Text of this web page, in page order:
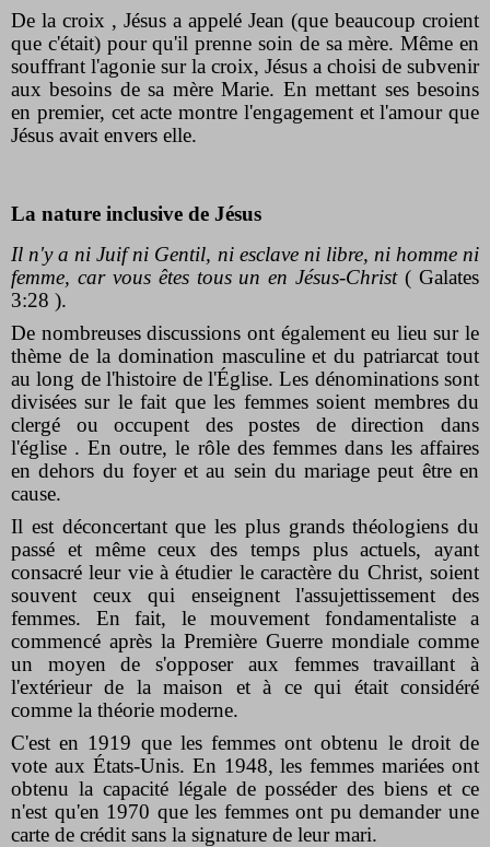
De la croix , Jésus a appelé Jean (que beaucoup croient
que c'était) pour qu'il prenne soin de sa mère. Même en
souffrant l'agonie sur la croix, Jésus a choisi de subvenir
aux besoins de sa mère Marie. En mettant ses besoins
en premier, cet acte montre l'engagement et l'amour que
Jésus avait envers elle.
La nature inclusive de Jésus
Il n'y a ni Juif ni Gentil, ni esclave ni libre, ni homme ni
femme, car vous êtes tous un en Jésus-Christ( Galates
3:28 ).
De nombreuses discussions ont également eu lieu sur le
thème de la domination masculine et du patriarcat tout
au long de l'histoire de l'Église. Les dénominations sont
divisées sur le fait que les femmes soient membres du
clergé ou occupent des postes de direction dans
l'église . En outre, le rôle des femmes dans les affaires
en dehors du foyer et au sein du mariage peut être en
cause.
Il est déconcertant que les plus grands théologiens du
passé et même ceux des temps plus actuels, ayant
consacré leur vie à étudier le caractère du Christ, soient
souvent ceux qui enseignent l'assujettissement des
femmes. En fait, le mouvement fondamentaliste a
commencé après la Première Guerre mondiale comme
un moyen de s'opposer aux femmes travaillant à
l'extérieur de la maison et à ce qui était considéré
comme la théorie moderne.
C'est en 1919 que les femmes ont obtenu le droit de
vote aux États-Unis. En 1948, les femmes mariées ont
obtenu la capacité légale de posséder des biens et ce
n'est qu'en 1970 que les femmes ont pu demander une
carte de crédit sans la signature de leur mari.